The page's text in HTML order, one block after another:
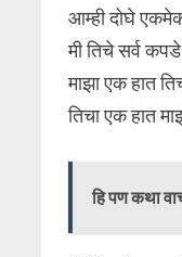
आम्ही दोघे
मी तिचे सर्व
माझा एक हात
तिचा एक हात
हि पण कथा